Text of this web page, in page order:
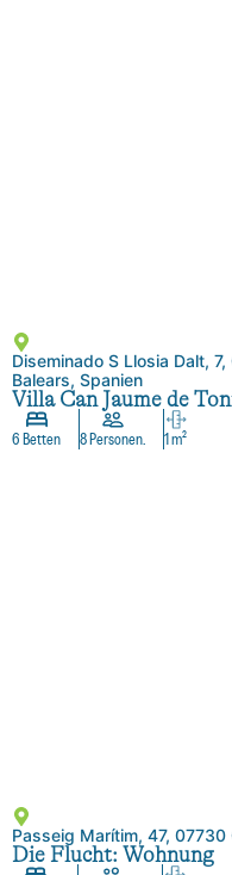
Diseminado S Llosia Dalt,
Balears, Spanien
Villa Can Jaume de
6 Betten 8 Personen. 1 m²
Passeig Marítim, 47, 07730
Die Flucht: Wohnung